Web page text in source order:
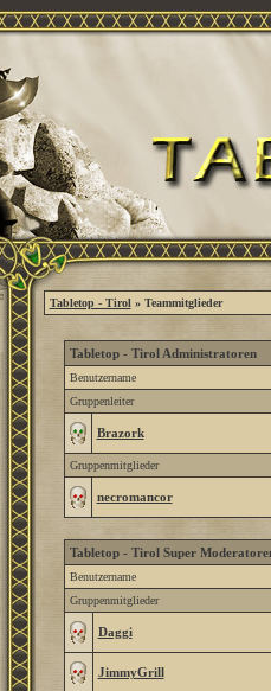
Tabletop - Tirol » Teammitglieder
Tabletop - Tirol Administratoren
Benutzername
Gruppenleiter
Brazork
Gruppenmitglieder
necromancor
Tabletop - Tirol Super
Benutzername
Gruppenmitglieder
Daggi
JimmyGrill